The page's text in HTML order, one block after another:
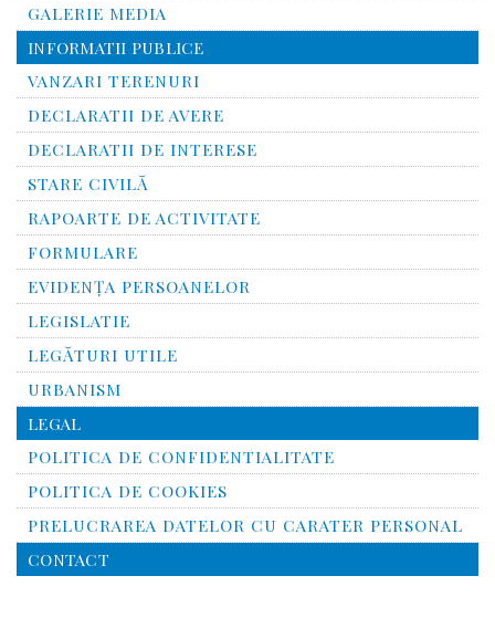
GALERIE MEDIA
INFORMATII PUBLICE
VANZARI TERENURI
DECLARATII DE AVERE
DECLARATII DE INTERESE
STARE CIVILĂ
RAPOARTE DE ACTIVITATE
FORMULARE
EVIDENȚA PERSOANELOR
LEGISLATIE
LEGĂTURI UTILE
URBANISM
LEGAL
POLITICA DE CONFIDENTIALITATE
POLITICA DE COOKIES
PRELUCRAREA DATELOR CU CARATER PERSONAL
CONTACT